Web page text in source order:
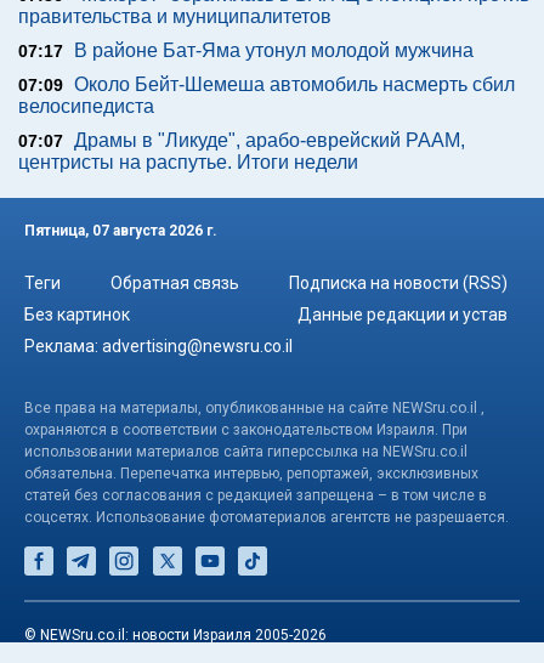
правительства и муниципалитетов
07:17 В районе Бат-Яма утонул молодой мужчина
07:09 Около Бейт-Шемеша автомобиль насмерть сбил
велосипедиста
07:07 Драмы в "Ликуде", арабо-еврейский РААМ,
центристы на распутье. Итоги недели
Пятница, 07 августа 2026 г.
Теги Обратная связь
Подписка на новости (RSS)
Без картинок
Данные редакции и устав
Реклама: advertising@newsru.co.il
Все права на материалы, опубликованные на сайте NEWSru.co.il ,
охраняются в соответствии с законодательством Израиля. При
использовании материалов сайта гиперссылка на NEWSru.co.il
обязательна. Перепечатка интервью, репортажей, эксклюзивных
статей без согласования с редакцией запрещена – в том числе в
соцсетях. Использование фотоматериалов агентств не разрешается.
© NEWSru.co.il: новости Израиля 2005-2026